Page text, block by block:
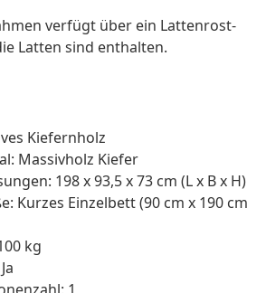
verfügt über ein Lattenrost-
Latten sind enthalten.
Kiefernholz
Massivholz Kiefer
198 x 93,5 x 73 cm (L x B x H)
Kurzes Einzelbett (90 cm x 190 cm
kg